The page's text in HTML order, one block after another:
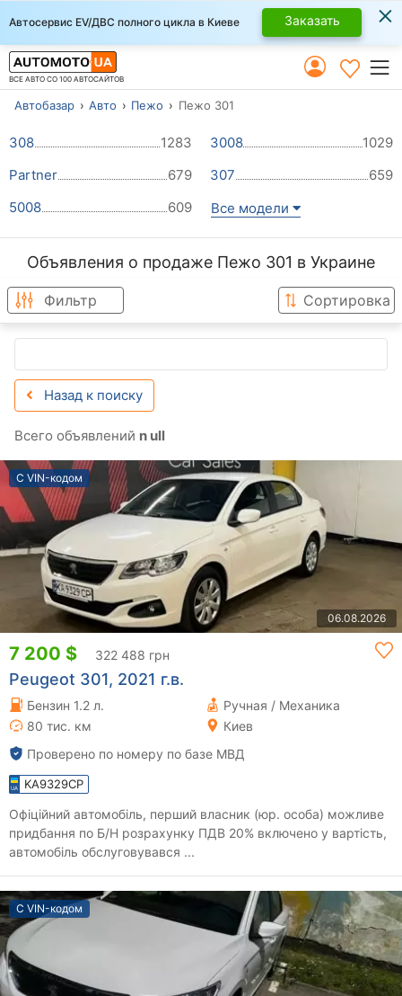
Автосервис EV/ДВС полного цикла в Киеве Заказать ×
ВСЕ АВТО СО 100 АВТОСАЙТОВ
Автобазар Авто Пежо Пежо 301
308 1283 3008
1029
Partner
679 307
659
5008
609 Все модели
Объявления о продаже Пежо 301 в Украине
Фильтр Сортировка
Назад к поиску
Всего объявлений n ull
С VIN-кодом
06.08.2026
7 200 $ 322 488 грн
Peugeot 301, 2021 г.в.
Бензин 1.2 л.
Ручная / Механика
80 тис. км
Киев
Проверено по номеру по базе МВД
KA9329CP
Офіційний автомобіль, перший власник (юр. особа) можливе
придбання по Б/Н розрахунку ПДВ 20% включено у вартість,
автомобіль обслуговувався ...
С VIN-кодом